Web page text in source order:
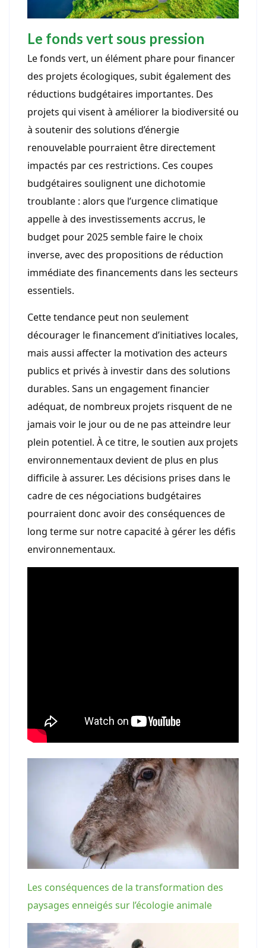
Le fonds vert sous pression
Le fonds vert, un élément phare pour financer
des projets écologiques, subit également des
réductions budgétaires importantes. Des
projets qui visent à améliorer la biodiversité ou
à soutenir des solutions d’énergie
renouvelable pourraient être directement
impactés par ces restrictions. Ces coupes
budgétaires soulignent une dichotomie
troublante : alors que l’urgence climatique
appelle à des investissements accrus, le
budget pour 2025 semble faire le choix
inverse, avec des propositions de réduction
immédiate des financements dans les secteurs
essentiels.
Cette tendance peut non seulement
décourager le financement d’initiatives locales,
mais aussi affecter la motivation des acteurs
publics et privés à investir dans des solutions
durables. Sans un engagement financier
adéquat, de nombreux projets risquent de ne
jamais voir le jour ou de ne pas atteindre leur
plein potentiel. À ce titre, le soutien aux projets
environnementaux devient de plus en plus
difficile à assurer. Les décisions prises dans le
cadre de ces négociations budgétaires
pourraient donc avoir des conséquences de
long terme sur notre capacité à gérer les défis
environnementaux.
Les conséquences de la transformation des
paysages enneigés sur l’écologie animale